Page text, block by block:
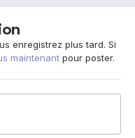
enregistrez plus tard. Si
maintenant pour poster.